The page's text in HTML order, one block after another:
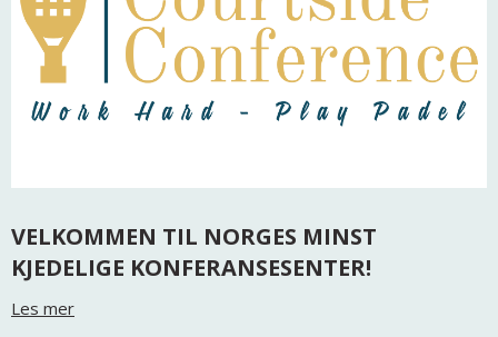
VELKOMMEN TIL NORGES MINST
KJEDELIGE KONFERANSESENTER!
Les mer